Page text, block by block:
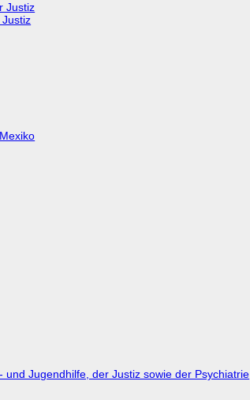
Justiz
Jugendhilfe, der Justiz sowie der Psychiatrie